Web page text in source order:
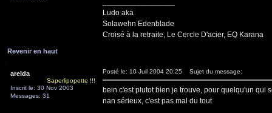
Ludo aka
Solawehn Edenblade
Croisé à la retraite, Le Cercle D'acier, EQ Karana
Revenir en haut
areida
Saperlipopette !!!
Inscrit le: 30 Nov 2003
Messages: 31
Posté le: 10 Juil 2004 20:25 Sujet du message:
bein c'est plutot bien je trouve, pour quelqu'un qui
nan sérieux, c'est pas mal du tout